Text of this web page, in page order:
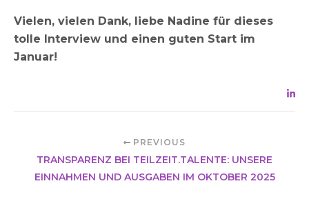
Vielen, vielen Dank, liebe Nadine für dieses
tolle Interview und einen guten Start im
Januar!
PREVIOUS
TRANSPARENZ BEI TEILZEIT.TALENTE: UNSERE
EINNAHMEN UND AUSGABEN IM OKTOBER 2025